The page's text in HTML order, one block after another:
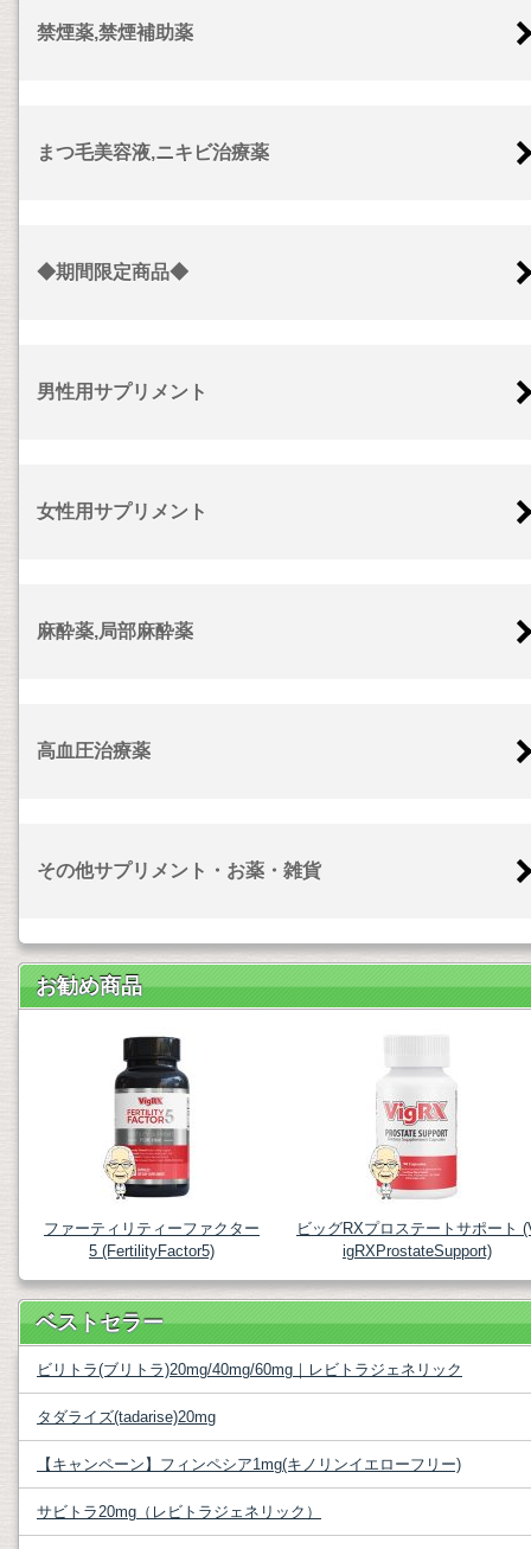
禁煙薬,禁煙補助薬
まつ毛美容液,ニキビ治療薬
◆期間限定商品◆
男性用サプリメント
女性用サプリメント
麻酔薬,局部麻酔薬
高血圧治療薬
その他サプリメント・お薬・雑貨
お勧め商品
ファーティリティーファクター
5 (FertilityFactor5)
ビッグRXプロステートサポート
igRXProstateSupport)
ベストセラー
ビリトラ(ブリトラ)20mg/40mg/60mg｜レビトラジェネリック
タダライズ(tadarise)20mg
【キャンペーン】フィンペシア1mg(キノリンイエローフリー)
サビトラ20mg（レビトラジェネリック）